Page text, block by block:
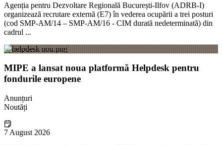
Agenția pentru Dezvoltare Regională București-Ilfov (ADRB-I)
organizează recrutare externă (E7) în vederea ocupării a trei posturi
(cod SMP-AM/14 – SMP-AM/16 - CIM durată nedeterminată) din
cadrul ...
MIPE a lansat noua platformă Helpdesk pentru
fondurile europene
Anunțuri
Noutăți
7 August 2026